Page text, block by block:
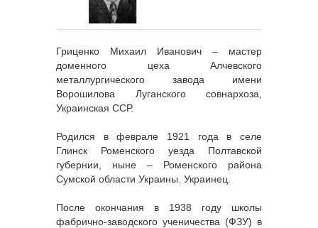
Гриценко Михаил Иванович – мастер
доменного цеха Алчевского
металлургического завода имени
Ворошилова Луганского совнархоза,
Украинская ССР.
Родился в феврале 1921 года в селе
Глинск Роменского уезда Полтавской
губернии, ныне – Роменского района
Сумской области Украины. Украинец.
После окончания в 1938 году школы
фабрично-заводского ученичества (ФЗУ) в